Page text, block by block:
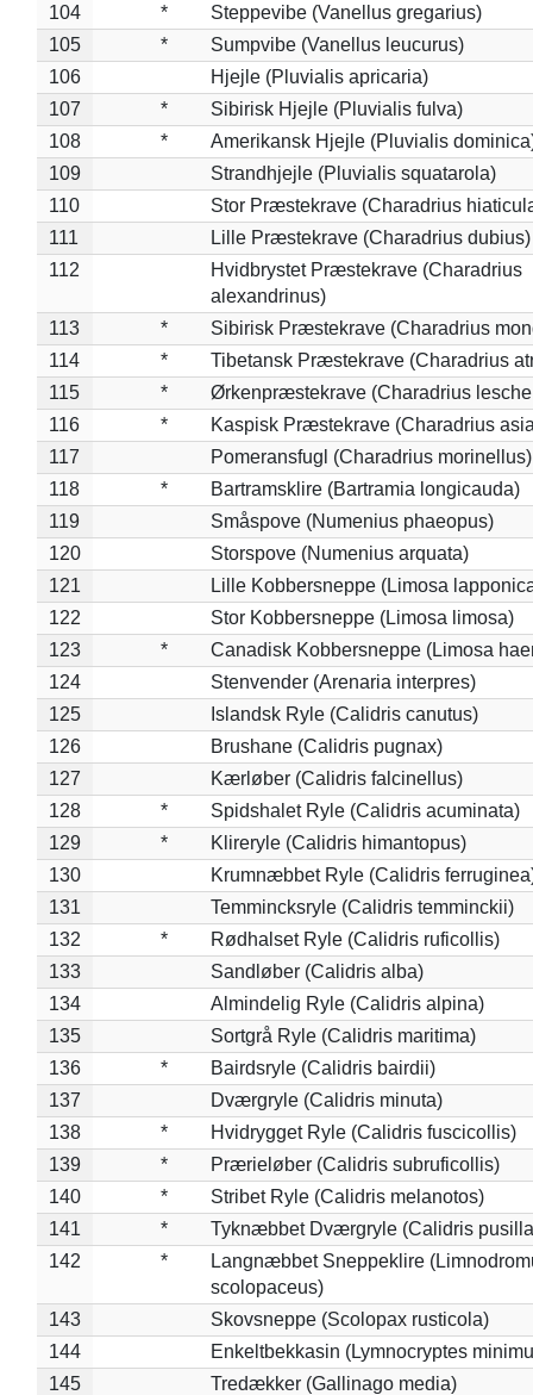
104 *
Steppevibe (Vanellus gregarius)
105
*
Sumpvibe (Vanellus leucurus)
106
Hjejle (Pluvialis apricaria)
107
*
Sibirisk Hjejle (Pluvialis fulva)
108
*
Amerikansk Hjejle (Pluvialis
109
Strandhjejle (Pluvialis squatarola)
110
Stor Præstekrave (Charadrius
111
Lille Præstekrave (Charadrius dubius)
112
Hvidbrystet Præstekrave (Charadrius
alexandrinus)
113
*
Sibirisk Præstekrave (Charadrius
114
*
Tibetansk Præstekrave (Charadrius
115
*
Ørkenpræstekrave (Charadrius
116
*
Kaspisk Præstekrave (Charadrius
117
Pomeransfugl (Charadrius morinellus)
118
*
Bartramsklire (Bartramia longicauda)
119
Småspove (Numenius phaeopus)
120
Storspove (Numenius arquata)
121
Lille Kobbersneppe (Limosa
122
Stor Kobbersneppe (Limosa limosa)
123
*
Canadisk Kobbersneppe (Limosa
124
Stenvender (Arenaria interpres)
125
Islandsk Ryle (Calidris canutus)
126
Brushane (Calidris pugnax)
127
Kærløber (Calidris falcinellus)
128
*
Spidshalet Ryle (Calidris acuminata)
129
*
Klireryle (Calidris himantopus)
130
Krumnæbbet Ryle (Calidris
131
Temmincksryle (Calidris temminckii)
132
*
Rødhalset Ryle (Calidris ruficollis)
133
Sandløber (Calidris alba)
134
Almindelig Ryle (Calidris alpina)
135
Sortgrå Ryle (Calidris maritima)
136
*
Bairdsryle (Calidris bairdii)
137
Dværgryle (Calidris minuta)
138
*
Hvidrygget Ryle (Calidris fuscicollis)
139
*
Prærieløber (Calidris subruficollis)
140
*
Stribet Ryle (Calidris melanotos)
141
*
Tyknæbbet Dværgryle (Calidris
142
*
Langnæbbet Sneppeklire
scolopaceus)
143
Skovsneppe (Scolopax rusticola)
144
Enkeltbekkasin (Lymnocryptes
145
Tredækker (Gallinago media)